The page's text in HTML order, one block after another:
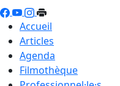
Accueil
Articles
Agenda
Filmothèque